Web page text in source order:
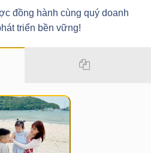
đồng hành cùng quý doanh
triển bền vững!